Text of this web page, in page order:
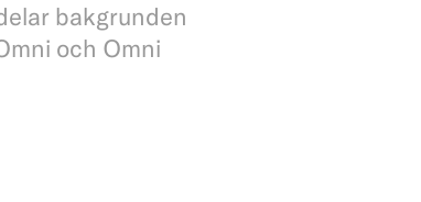
bakgrunden
och Omni